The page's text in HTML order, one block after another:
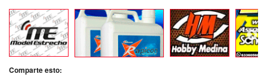
Comparte esto: